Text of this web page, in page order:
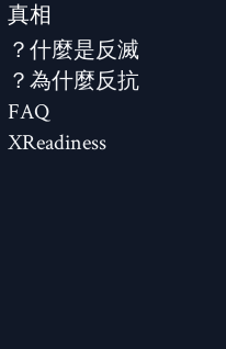
真相
什麼是反滅？
為什麼反抗？
FAQ
XReadiness